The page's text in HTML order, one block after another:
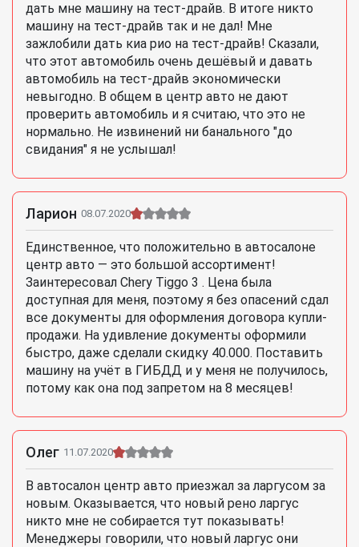
дать мне машину на тест-драйв. В итоге никто
машину на тест-драйв так и не дал! Мне
зажлобили дать киа рио на тест-драйв! Сказали,
что этот автомобиль очень дешёвый и давать
автомобиль на тест-драйв экономически
невыгодно. В общем в центр авто не дают
проверить автомобиль и я считаю, что это не
нормально. Не извинений ни банального "до
свидания" я не услышал!
Ларион 08.07.2020
Единственное, что положительно в автосалоне
центр авто — это большой ассортимент!
Заинтересовал Chery Tiggo 3 . Цена была
доступная для меня, поэтому я без опасений сдал
все документы для оформления договора купли-
продажи. На удивление документы оформили
быстро, даже сделали скидку 40.000. Поставить
машину на учёт в ГИБДД и у меня не получилось,
потому как она под запретом на 8 месяцев!
Олег 11.07.2020
В автосалон центр авто приезжал за ларгусом за
новым. Оказывается, что новый рено ларгус
никто мне не собирается тут показывать!
Менеджеры говорили, что новый ларгус они